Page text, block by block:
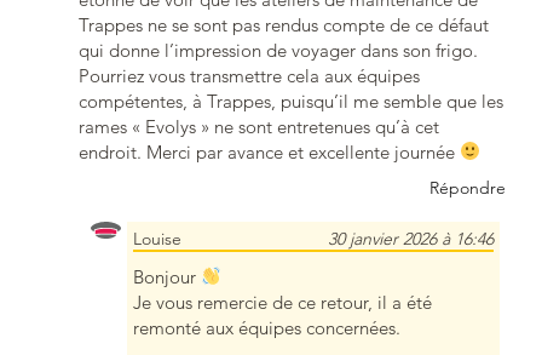
Trappes ne se sont pas rendus compte de ce défaut
qui donne l’impression de voyager dans son frigo.
Pourriez vous transmettre cela aux équipes
compétentes, à Trappes, puisqu’il me semble que les
rames « Evolys » ne sont entretenues qu’à cet
endroit. Merci par avance et excellente journée
Répondre
Louise 30 janvier 2026 à 16:46
Bonjour
Je vous remercie de ce retour, il a été
remonté aux équipes concernées.